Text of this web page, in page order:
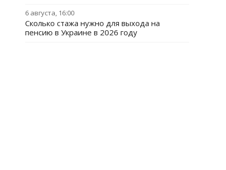
6 августа, 16:00
Сколько стажа нужно для выхода на
пенсию в Украине в 2026 году